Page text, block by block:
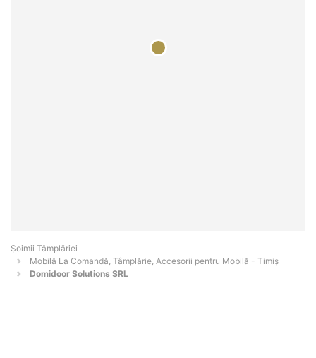
Șoimii Tâmplăriei
Mobilă La Comandă, Tâmplărie, Accesorii pentru Mobilă - Timiş
Domidoor Solutions SRL